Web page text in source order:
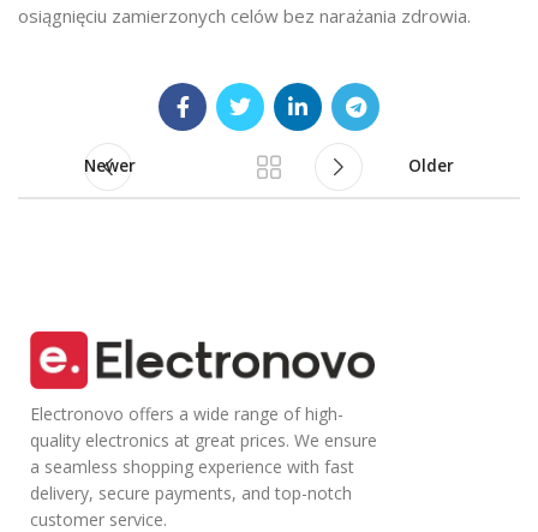
osiągnięciu zamierzonych celów bez narażania zdrowia.
Newer Older
Electronovo offers a wide range of high-
quality electronics at great prices. We ensure
a seamless shopping experience with fast
delivery, secure payments, and top-notch
customer service.